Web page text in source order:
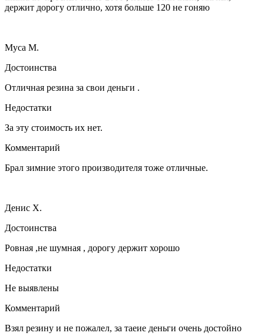
держит дорогу отлично, хотя больше 120 не гоняю
Муса М.
Достоинства
Отличная резина за свои деньги .
Недостатки
За эту стоимость их нет.
Комментарий
Брал зимние этого производителя тоже отличные.
Денис Х.
Достоинства
Ровная ,не шумная , дорогу держит хорошо
Недостатки
Не выявлены
Комментарий
Взял резину и не пожалел, за таеие деньги очень достойно